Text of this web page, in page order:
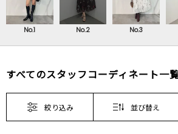
No.1 No.2 No.3
すべてのスタッフコーディネート一
絞り込み 並び替え